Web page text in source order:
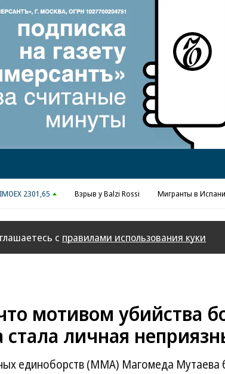
Реклама в «Ъ»
IMOEX 2301,65 Взрыв у Balzi Rossi Мигранты в
с правилами использования куки
мотивом убийства
личная
единоборств (MMA) Магомеда Мутаева